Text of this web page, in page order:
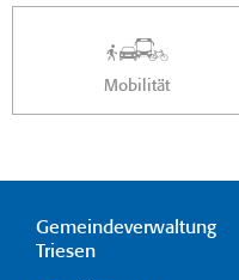
Mobilität
Gemeindeverwaltung
Triesen